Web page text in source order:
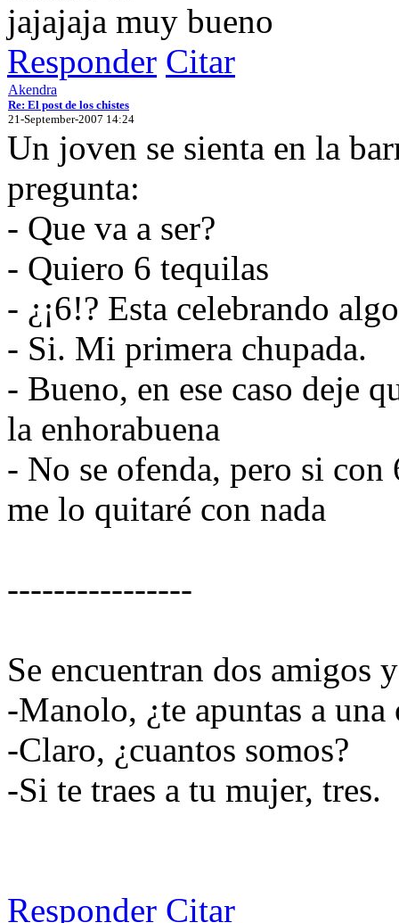
jajajaja muy bueno
Responder Citar
Akendra
Re: El post de los chistes
21-September-2007 14:24
Un joven se sienta en la
pregunta:
- Que va a ser?
- Quiero 6 tequilas
- ¿¡6!? Esta celebrando
- Si. Mi primera chupada.
- Bueno, en ese caso deje
la enhorabuena
- No se ofenda, pero si con
me lo quitaré con nada
----------------
Se encuentran dos amigos
-Manolo, ¿te apuntas a una
-Claro, ¿cuantos somos?
-Si te traes a tu mujer, tres.
Responder Citar